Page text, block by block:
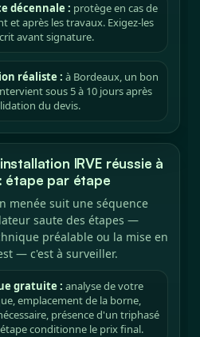
décennale : protège en cas de
et après les travaux. Exigez-les
avant signature.
réaliste : à Bordeaux, un bon
sous 5 à 10 jours après
du devis.
IRVE réussie à
étape par étape
menée suit une séquence
saute des étapes —
préalable ou la mise en
— c'est à surveiller.
gratuite : analyse de votre
emplacement de la borne,
présence d'un triphasé
conditionne le prix final.